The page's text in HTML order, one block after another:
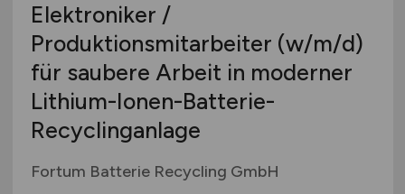
Elektroniker /
Produktionsmitarbeiter (w/m/d)
für saubere Arbeit in moderner
Lithium-Ionen-Batterie-
Recyclinganlage
Fortum Batterie Recycling GmbH